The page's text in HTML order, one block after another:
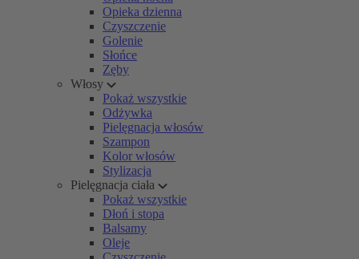
Opieka dzienna
Czyszczenie
Golenie
Słońce
Zęby
Włosy
Pokaż wszystkie
Odżywka
Pielęgnacja włosów
Szampon
Kolor włosów
Stylizacja
Pielęgnacja ciała
Pokaż wszystkie
Dłoń i stopa
Balsamy
Oleje